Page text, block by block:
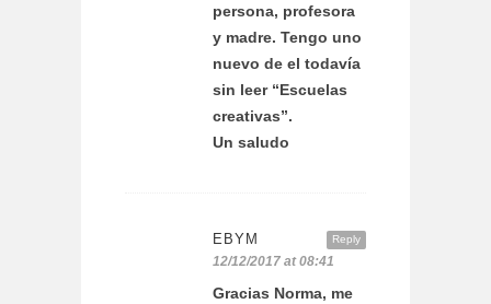
persona, profesora
y madre. Tengo uno
nuevo de el todavía
sin leer “Escuelas
creativas”.
Un saludo
Reply
EBYM
12/12/2017 at 08:41
Gracias Norma, me